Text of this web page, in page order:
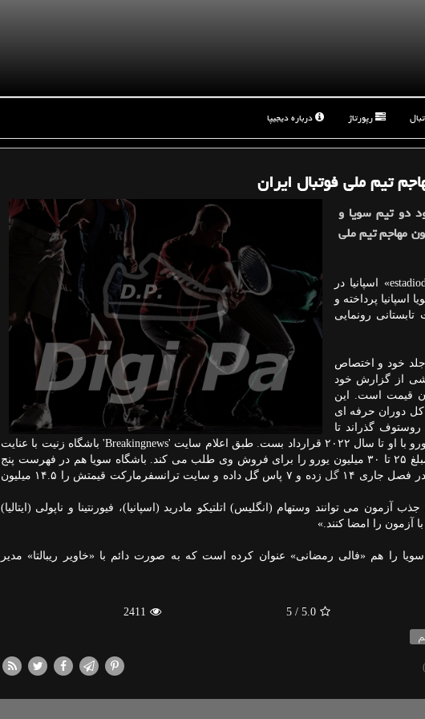
رپورتاژ درباره دیجیپا
تیم ملی فوتبال ایران
دو تیم سویا و
مهاجم تیم ملی
به گزارش دیجیپا به نقل از مهر، نشریه «estadiodeportivo» اسپانیا در
اسپانیا پرداخته و
رونمایی
خود و اختصاص
از گزارش خود
قیمت است. این
كل دوران حرفه ای
گذراند تا
اینكه در ژانویه ۲۰۱۹ تیم زنیت روسیه با ۱۲ میلیون یورو با او تا سال ۲۰۲۲ قرارداد بست. طبق اعلام سایت 'Breakingnews' باشگاه زنیت با عنایت
به درخواست های زیادی كه برای آزمون وجود دارد مبلغ ۲۵ تا ۳۰ میلیون یورو را برای فروش وی طلب می كند. باشگاه سویا هم در فهرست پنج
گل
زده و ۷ پاس گل داده و سایت ترانسفرماركت قیمتش را ۱۴.۵ میلیون
می توانند وستهام (انگلیس) اتلتیكو مادرید (اسپانیا)، فیورنتینا و ناپولی (ایتالیا)
آزمون را امضا كنند.»
را هم «فالی رمضانی» عنوان كرده است كه به صورت دائم با «خاویر ریبالتا» مدیر
5.0
/ 5
2411